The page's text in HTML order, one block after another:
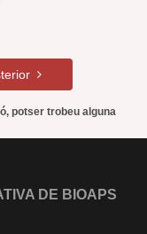
potser trobeu alguna
DE BIOAPS